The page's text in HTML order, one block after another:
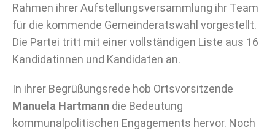
Rahmen ihrer Aufstellungsversammlung ihr Team
für die kommende Gemeinderatswahl vorgestellt.
Die Partei tritt mit einer vollständigen Liste aus 16
Kandidatinnen und Kandidaten an.
In ihrer Begrüßungsrede hob Ortsvorsitzende
Manuela Hartmann die Bedeutung
kommunalpolitischen Engagements hervor. Noch